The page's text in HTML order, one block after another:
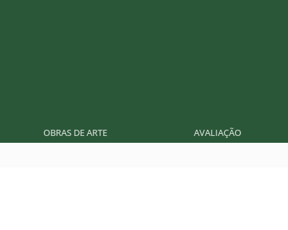
OBRAS DE ARTE AVALIAÇÃO